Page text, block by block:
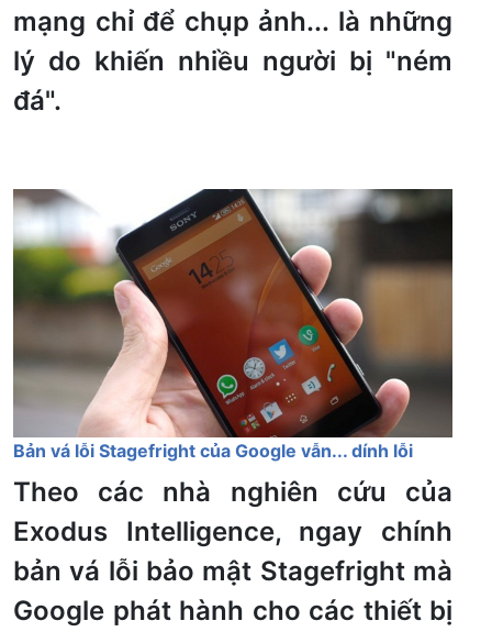
mạng chỉ để chụp ảnh... là những
lý do khiến nhiều người bị "ném
đá".
Bản vá lỗi Stagefright của Google vẫn... dính lỗi
Theo các nhà nghiên cứu của
Exodus Intelligence, ngay chính
bản vá lỗi bảo mật Stagefright mà
Google phát hành cho các thiết bị